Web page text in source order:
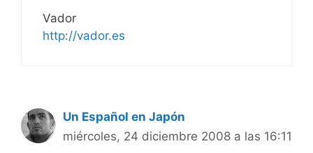
Vador
http://vador.es
Un Español en Japón
miércoles, 24 diciembre 2008 a las 16:11